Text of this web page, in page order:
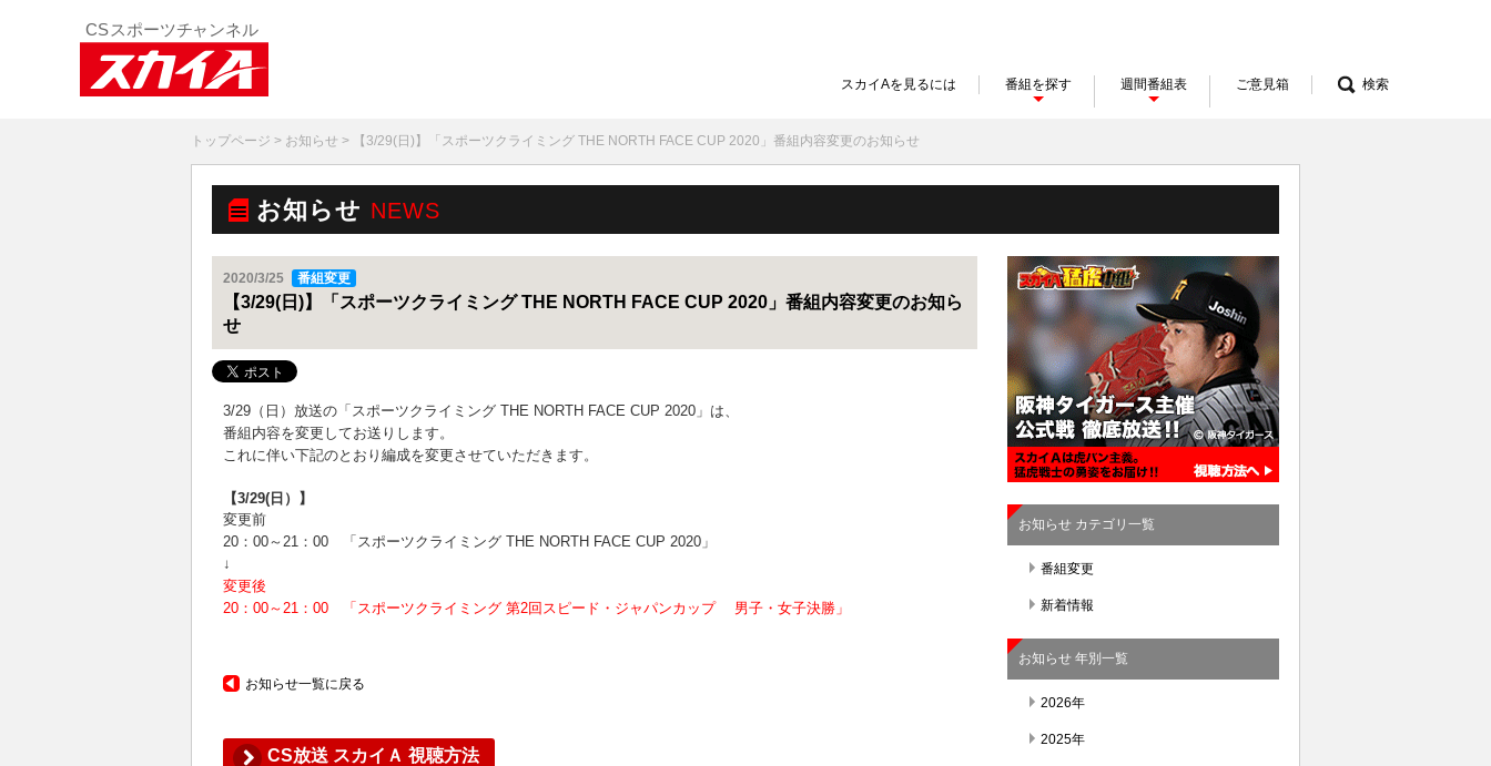
スカイAを見るには 番組を探す 週間番組表 ご意見箱 検索
トップページ > お知らせ > 【3/29(日)】「スポーツクライミング THE NORTH FACE CUP 2020」番組内容変更のお知らせ
お知らせ NEWS
2020/3/25 番組変更
【3/29(日)】「スポーツクライミング THE NORTH FACE CUP 2020」番組内容変更のお知ら
せ
3/29（日）放送の「スポーツクライミング THE NORTH FACE CUP 2020」は、
番組内容を変更してお送りします。
これに伴い下記のとおり編成を変更させていただきます。
【3/29(日）】
変更前
20：00～21：00 「スポーツクライミング THE NORTH FACE CUP 2020 」
↓
変更後
20：00～21：00 「スポーツクライミング 第2回スピード・ジャパンカップ 男子・女子決勝」
お知らせ一覧に戻る
CS放送 スカイＡ 視聴方法
お知らせ カテゴリ一覧
番組変更
新着情報
お知らせ 年別一覧
2026年
2025年